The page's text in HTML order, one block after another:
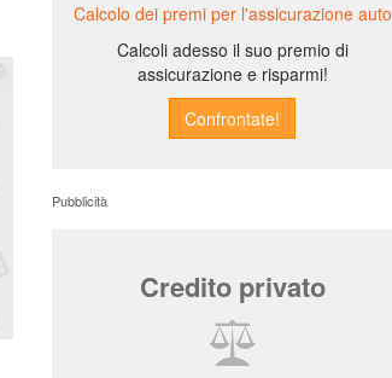
Calcolo dei premi per l'assicurazione auto
Calcoli adesso il suo premio di
assicurazione e risparmi!
Pubblicità
Credito privato